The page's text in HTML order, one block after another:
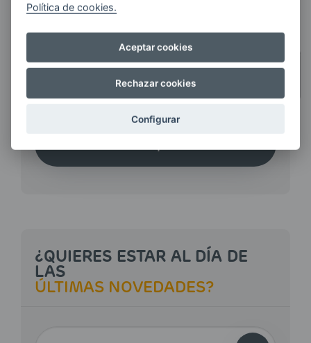
PIDAS,
¿QUIERES ESTAR AL DÍA DE
LAS
ÚLTIMAS NOVEDADES?
Política de cookies.
Aceptar cookies
Rechazar cookies
Configurar